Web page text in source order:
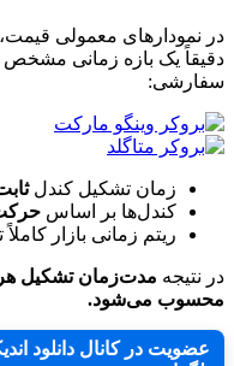
در نمودارهای معمولی
دقیقاً یک بازه زمانی مشخص
سفارشی:
زمان تشکیل کندل
کندل‌ها بر اساس
ریتم زمانی بازار
در نتیجه مدت‌زمان تشکیل
محسوب می‌شود.
عضویت در کانال دانلود